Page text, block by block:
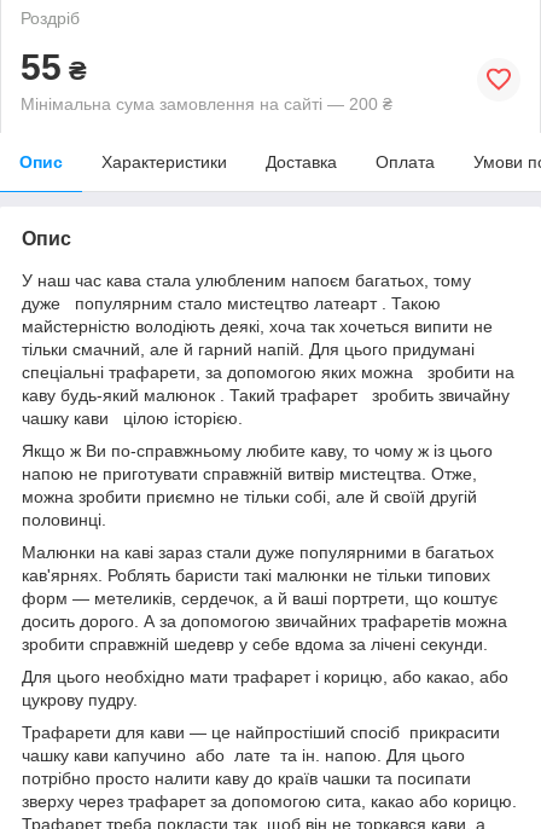
Роздріб
55 ₴
Мінімальна сума замовлення на сайті — 200 ₴
Опис Характеристики Доставка Оплата Умови
Опис
У наш час кава стала улюбленим напоєм багатьох, тому
дуже популярним стало мистецтво латеарт . Такою
майстерністю володіють деякі, хоча так хочеться випити не
тільки смачний, але й гарний напій. Для цього придумані
спеціальні трафарети, за допомогою яких можна зробити на
каву будь-який малюнок . Такий трафарет зробить звичайну
чашку кави цілою історією.
Якщо ж Ви по-справжньому любите каву, то чому ж із цього
напою не приготувати справжній витвір мистецтва. Отже,
можна зробити приємно не тільки собі, але й своїй другій
половинці.
Малюнки на каві зараз стали дуже популярними в багатьох
кав'ярнях. Роблять баристи такі малюнки не тільки типових
форм — метеликів, сердечок, а й ваші портрети, що коштує
досить дорого. А за допомогою звичайних трафаретів можна
зробити справжній шедевр у себе вдома за лічені секунди.
Для цього необхідно мати трафарет і корицю, або какао, або
цукрову пудру.
Трафарети для кави — це найпростіший спосіб прикрасити
чашку кави капучино або лате та ін. напою. Для цього
потрібно просто налити каву до країв чашки та посипати
зверху через трафарет за допомогою сита, какао або корицю.
Трафарет треба покласти так, щоб він не торкався кави, а